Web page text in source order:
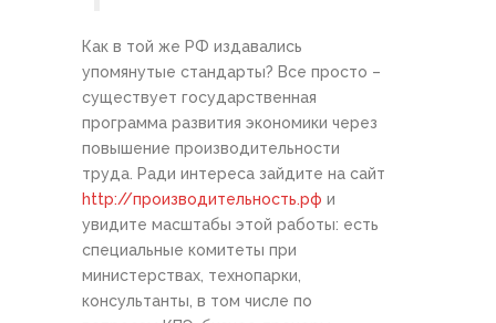
Как в той же РФ издавались
упомянутые стандарты? Все просто –
существует государственная
программа развития экономики через
повышение производительности
труда. Ради интереса зайдите на сайт
http://производительность.рф и
увидите масштабы этой работы: есть
специальные комитеты при
министерствах, технопарки,
консультанты, в том числе по